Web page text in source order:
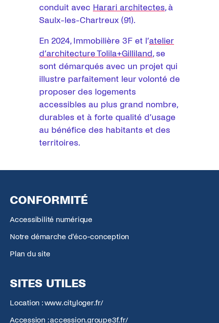
conduit avec Harari architectes, à
Saulx-les-Chartreux (91).
En 2024, Immobilière 3F et l’atelier
d’architecture Tolila+Gilliland, se
sont démarqués avec un projet qui
illustre parfaitement leur volonté de
proposer des logements
accessibles au plus grand nombre,
durables et à forte qualité d’usage
au bénéfice des habitants et des
territoires.
CONFORMITÉ
Accessibilité numérique
Notre démarche d'éco-conception
Plan du site
SITES UTILES
Location : www.cityloger.fr/
Accession : accession.groupe3f.fr/